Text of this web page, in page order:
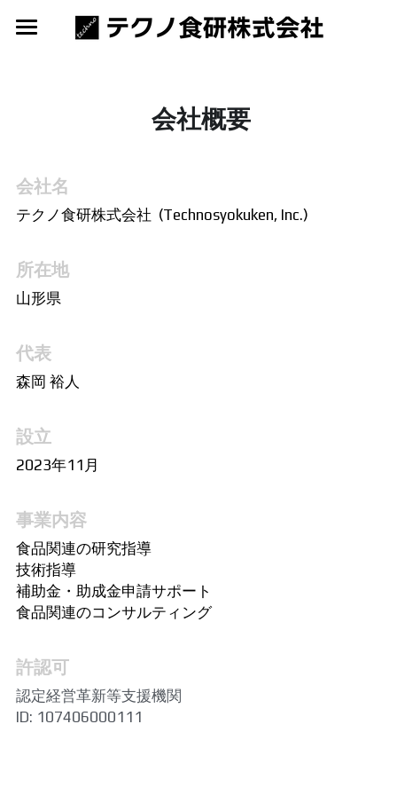
会社概要
会社名
テクノ食研株式会社  (Technosyokuken, Inc.)
所在地
山形県
代表
森岡 裕人
設立
2023年11月
事業内容
食品関連の研究指導
技術指導
補助金・助成金申請サポート
食品関連のコンサルティング
許認可
認定経営革新等支援機関
ID: 107406000111